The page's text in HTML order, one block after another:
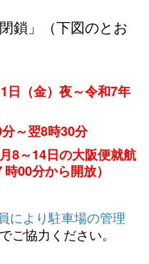
鎖」（下図のとお
日（金）夜～令和7年
～翌8時30分
8～14日の大阪便就航
00分から開放）
により駐車場の管理
ご協力ください。